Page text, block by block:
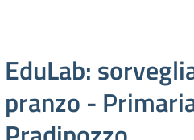
EduLab:
pranzo -